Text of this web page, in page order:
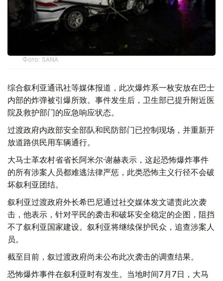
Фото: SANA
综合叙利亚通讯社等媒体报道，此次爆炸系一枚安放在巴士
内部的炸弹被引爆所致。事件发生后，卫生部已提升附近医
院及救护部门的应急响应状态。
过渡政府内政部安全部队和民防部门已控制现场，并重新开
放道路供民用车辆通行。
大马士革农村省省长阿米尔·谢赫表示，这起恐怖爆炸事件
的所有涉案人员都难逃法律严惩，此类恐怖主义行径不会破
坏叙利亚团结。
叙利亚过渡政府外长希巴尼通过社交媒体发文谴责此次袭
击，他表示，针对平民的袭击和破坏安全稳定的企图，阻挡
不了叙利亚国家建设。叙利亚将继续保护民众，追查涉案人
员。
截至目前，叙过渡政府尚未公布此次袭击的调查结果。
恐怖爆炸事件在叙利亚时有发生。当地时间7月7日，大马